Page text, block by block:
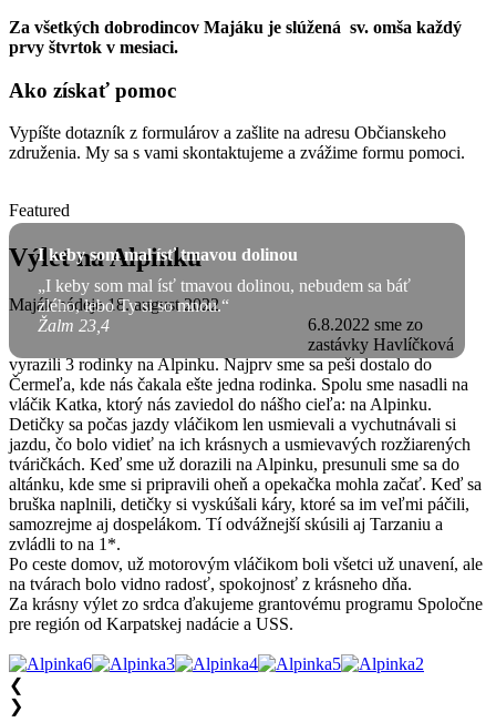
Za všetkých dobrodincov Majáku je slúžená sv. omša každý
prvy štvrtok v mesiaci.
Ako získať pomoc
Vypíšte dotazník z formulárov a zašlite na adresu Občianskeho
združenia. My sa s vami skontaktujeme a zvážime formu pomoci.
I keby som mal ísť tmavou dolinou
„I keby som mal ísť tmavou dolinou, nebudem sa báť
zlého, lebo Ty si so mnou.“
Žalm 23,4
Featured
Výlet na Alpinku
Maják nádeje 18. august 2022
6.8.2022 sme zo
zastávky Havlíčková
vyrazili 3 rodinky na Alpinku. Najprv sme sa peši dostalo do
Čermeľa, kde nás čakala ešte jedna rodinka. Spolu sme nasadli na
vláčik Katka, ktorý nás zaviedol do nášho cieľa: na Alpinku.
Detičky sa počas jazdy vláčikom len usmievali a vychutnávali si
jazdu, čo bolo vidieť na ich krásnych a usmievavých rozžiarených
tváričkách. Keď sme už dorazili na Alpinku, presunuli sme sa do
altánku, kde sme si pripravili oheň a opekačka mohla začať. Keď sa
bruška naplnili, detičky si vyskúšali káry, ktoré sa im veľmi páčili,
samozrejme aj dospelákom. Tí odvážnejší skúsili aj Tarzaniu a
zvládli to na 1*.
Po ceste domov, už motorovým vláčikom boli všetci už unavení, ale
na tvárach bolo vidno radosť, spokojnosť z krásneho dňa.
Za krásny výlet zo srdca ďakujeme grantovému programu Spoločne
pre región od Karpatskej nadácie a USS.
❮
❯